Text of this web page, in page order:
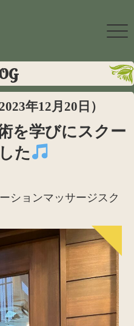
年12月20日）
を学びにスクー
た
ションマッサージスク